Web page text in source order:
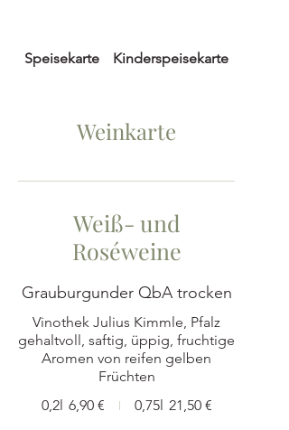
Speisekarte Kinderspeisekarte
Weinkarte
Weiß- und
Roséweine
Grauburgunder QbA trocken
Vinothek Julius Kimmle, Pfalz
gehaltvoll, saftig, üppig, fruchtige
Aromen von reifen gelben
Früchten
0,2l 6,90 € 0,75l 21,50 €